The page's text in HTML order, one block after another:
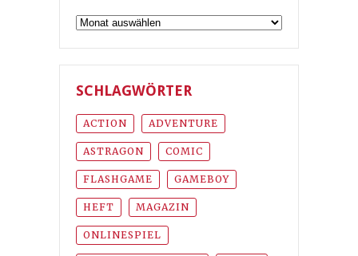
Archiv
SCHLAGWÖRTER
ACTION ADVENTURE
ASTRAGON COMIC
FLASHGAME GAMEBOY
HEFT MAGAZIN
ONLINESPIEL